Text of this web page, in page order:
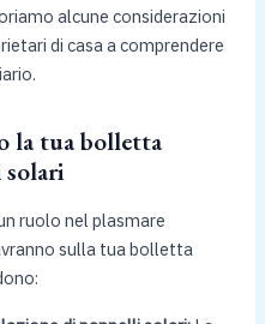
alcune considerazioni
di casa a comprendere
la tua bolletta
ruolo nel plasmare
sulla tua bolletta